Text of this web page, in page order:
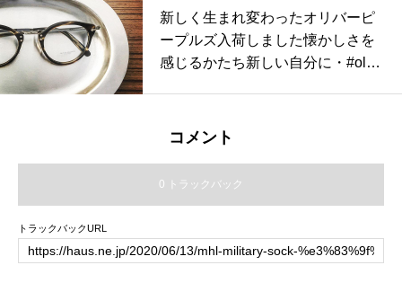
ントする手捺染という技法でプリ
ントされます。コシのあるリネン
は繰り返しの洗濯にも十分耐えら
す。 ●ドットcolor ブルー、グリー
グリーンあわせてこちらもどうぞ
@haus_howell #margarethowell #
householdgoods#two color spot ha
新しく生まれ変わったオリバーピ
ープルズ入荷しました懐かしさを
感じるかたち新しい自分に・#oliv
活に寄り添うメガネ
コメント
0 トラックバック
トラックバックURL